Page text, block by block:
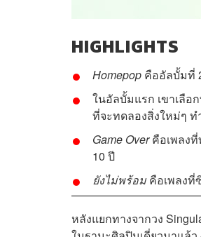
HIGHLIGHTS
Homepop คืออัลบั้มที่
ในอัลบั้มแรก เขาเลือ
ที่จะทดลองสิ่งใหม่ๆ
Game Overคือเพลง
10 ปี
ยังไม่พร้อม คือเพลงที่
หลังแยกทางจากวง